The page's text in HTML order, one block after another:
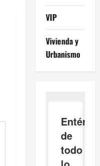
VIP
Vivienda y
Urbanismo